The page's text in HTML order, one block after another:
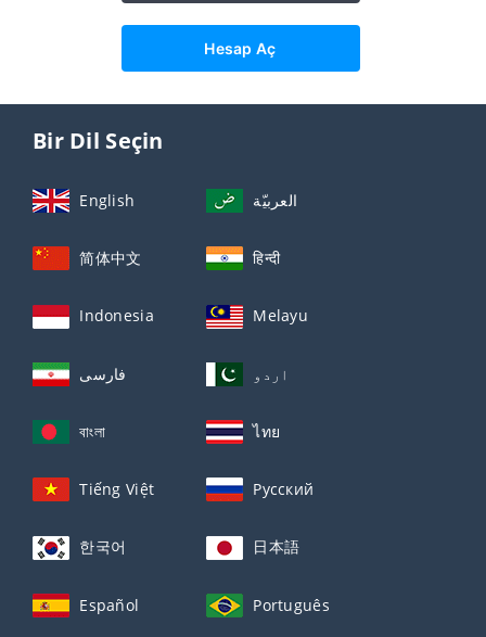
Hesap Aç
Bir Dil Seçin
English العربيّة
简体中文 हिन्दी
Indonesia Melayu
فارسی اردو
বাংলা ไทย
Tiếng Việt Русский
한국어 日本語
Español Português